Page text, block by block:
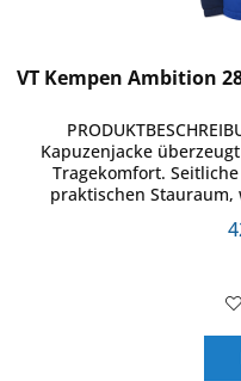
VT Kempen Ambition
Kapuzenjacke
Tragekomfort.
praktischen Stauraum,